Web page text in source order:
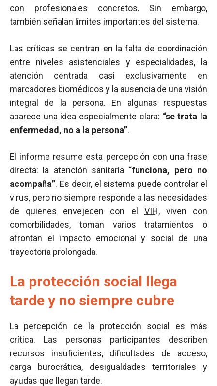
con profesionales concretos. Sin embargo,
también señalan límites importantes del sistema.
Las críticas se centran en la falta de coordinación
entre niveles asistenciales y especialidades, la
atención centrada casi exclusivamente en
marcadores biomédicos y la ausencia de una visión
integral de la persona. En algunas respuestas
aparece una idea especialmente clara: “se trata la
enfermedad, no a la persona”.
El informe resume esta percepción con una frase
directa: la atención sanitaria “funciona, pero no
acompaña”. Es decir, el sistema puede controlar el
virus, pero no siempre responde a las necesidades
de quienes envejecen con el VIH, viven con
comorbilidades, toman varios tratamientos o
afrontan el impacto emocional y social de una
trayectoria prolongada.
La protección social llega
tarde y no siempre cubre
La percepción de la protección social es más
crítica. Las personas participantes describen
recursos insuficientes, dificultades de acceso,
carga burocrática, desigualdades territoriales y
ayudas que llegan tarde.